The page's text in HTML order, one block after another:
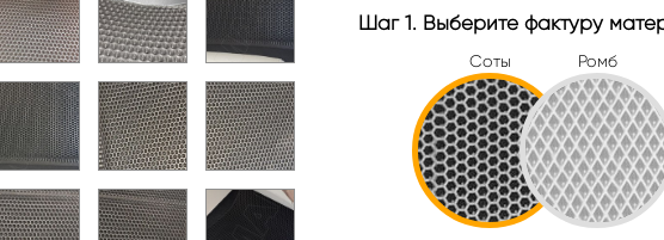
Шаг 1. Выберите фактуру
Соты Ромб